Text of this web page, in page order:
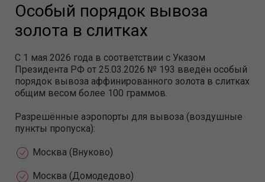
Особый порядок вывоза
золота в слитках
С 1 мая 2026 года в соответствии с Указом
Президента РФ от 25.03.2026 № 193 введён особый
порядок вывоза аффинированного золота в слитках
общим весом более 100 граммов.
Разрешённые аэропорты для вывоза (воздушные
пункты пропуска):
Москва (Внуково)
Москва (Домодедово)